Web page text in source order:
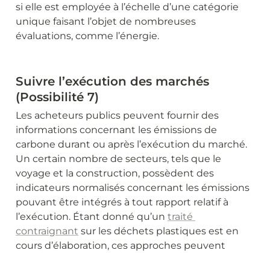
si elle est employée à l’échelle d’une catégorie
unique faisant l’objet de nombreuses
évaluations, comme l’énergie.
Suivre l’exécution des marchés
(Possibilité 7)
Les acheteurs publics peuvent fournir des
informations concernant les émissions de
carbone durant ou après l’exécution du marché.
Un certain nombre de secteurs, tels que le
voyage et la construction, possèdent des
indicateurs normalisés concernant les émissions
pouvant être intégrés à tout rapport relatif à
l’exécution. Étant donné qu’un traité
contraignant sur les déchets plastiques est en
cours d’élaboration, ces approches peuvent